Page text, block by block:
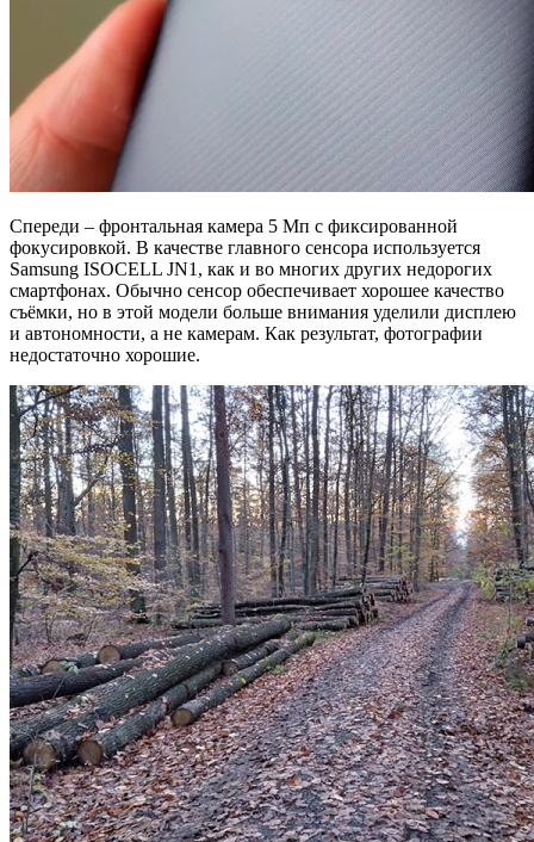
Спереди – фронтальная камера 5 Мп с фиксированной
фокусировкой. В качестве главного сенсора используется
Samsung ISOCELL JN1, как и во многих других недорогих
смартфонах. Обычно сенсор обеспечивает хорошее качество
съёмки, но в этой модели больше внимания уделили дисплею
и автономности, а не камерам. Как результат, фотографии
недостаточно хорошие.